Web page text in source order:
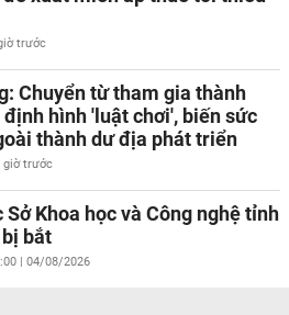
trước
Chuyển từ tham gia thành
hình 'luật chơi', biến sức
thành dư địa phát triển
giờ trước
Sở Khoa học và Công nghệ tỉnh
bắt
| 04/08/2026